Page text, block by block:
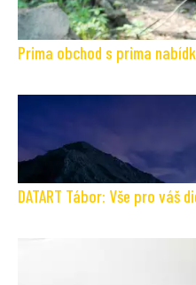
Prima obchod s prima
DATART Tábor: Vše pro váš